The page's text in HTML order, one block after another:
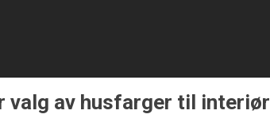
valg av husfarger til interiør